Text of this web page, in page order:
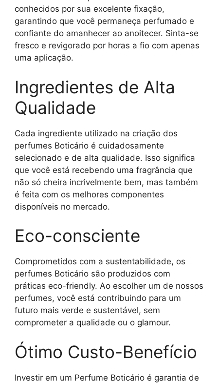
conhecidos por sua excelente fixação,
garantindo que você permaneça perfumado e
confiante do amanhecer ao anoitecer. Sinta-se
fresco e revigorado por horas a fio com apenas
uma aplicação.
Ingredientes de Alta
Qualidade
Cada ingrediente utilizado na criação dos
perfumes Boticário é cuidadosamente
selecionado e de alta qualidade. Isso significa
que você está recebendo uma fragrância que
não só cheira incrivelmente bem, mas também
é feita com os melhores componentes
disponíveis no mercado.
Eco-consciente
Comprometidos com a sustentabilidade, os
perfumes Boticário são produzidos com
práticas eco-friendly. Ao escolher um de nossos
perfumes, você está contribuindo para um
futuro mais verde e sustentável, sem
comprometer a qualidade ou o glamour.
Ótimo Custo-Benefício
Investir em um Perfume Boticário é garantia de